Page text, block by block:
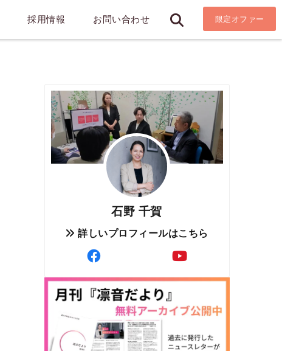
採用情報 お問い合わせ 限定オファー
石野 千賀
詳しいプロフィールはこちら